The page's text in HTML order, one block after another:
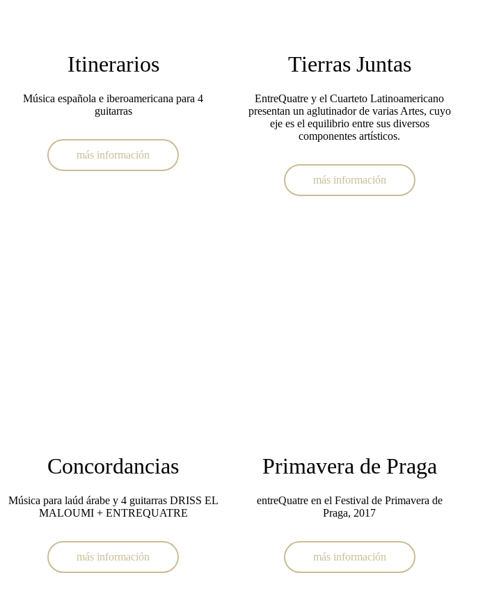
Itinerarios
Música española e iberoamericana para 4
guitarras
más información
Tierras Juntas
EntreQuatre y el Cuarteto Latinoamericano
presentan un aglutinador de varias Artes, cuyo
eje es el equilibrio entre sus diversos
componentes artísticos.
más información
Concordancias
Música para laúd árabe y 4 guitarras DRISS EL
MALOUMI + ENTREQUATRE
más información
Primavera de Praga
entreQuatre en el Festival de Primavera de
Praga, 2017
más información